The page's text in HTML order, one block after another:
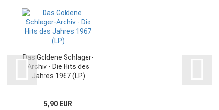
Das Goldene Schlager-
Archiv - Die Hits des
Jahres 1967 (LP)
5,90 EUR